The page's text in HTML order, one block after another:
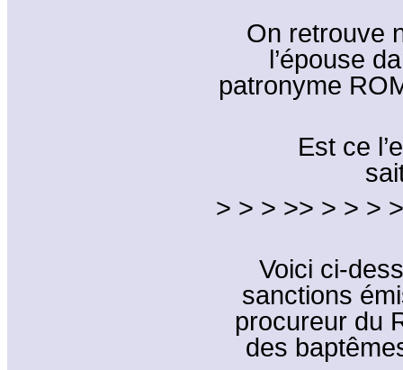
On retrouve
l’épouse
patronyme
Est ce
> > > >> > > >
Voici ci-
sanctions
procureur du
des